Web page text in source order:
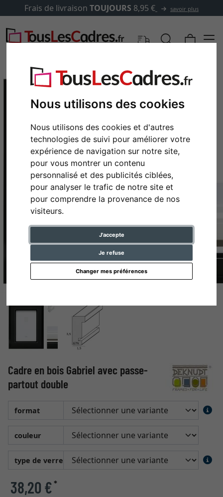
Nous utilisons des cookies
Nous utilisons des cookies et d'autres
technologies de suivi pour améliorer votre
expérience de navigation sur notre site,
pour vous montrer un contenu
personnalisé et des publicités ciblées,
pour analyser le trafic de notre site et
pour comprendre la provenance de nos
visiteurs.
J'accepte
Je refuse
Changer mes préférences
Frais de livraison TOUJOURS 8,95 € savoir plus
Retour
Cadre en bois Gabriel avec passe-
partout double
format
couleur
type de verre
38,20 €*